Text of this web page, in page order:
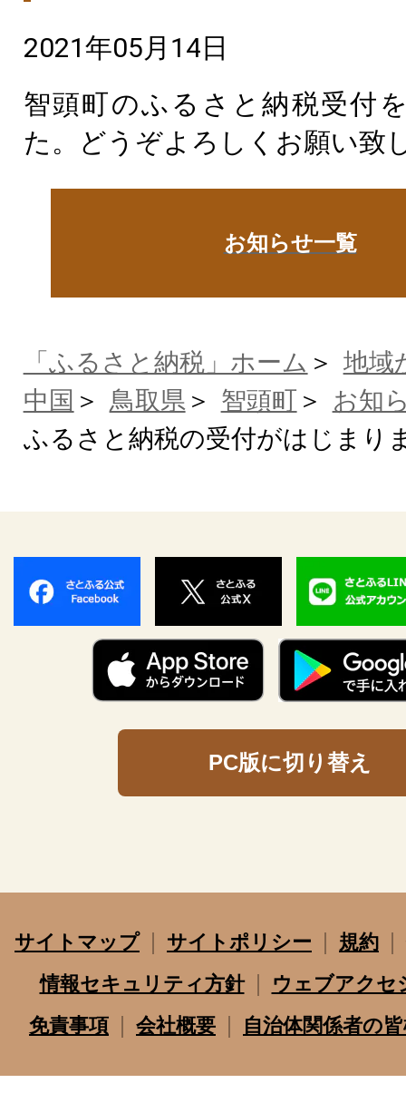
2021年05月14日
智頭町のふるさと納税受付
た。どうぞよろしくお願い致
お知らせ一覧
「ふるさと納税」ホーム
地域
中国
鳥取県 智頭町
お知
ふるさと納税の受付がはじまり
PC版に切り替え
サイトマップ サイトポリシー
規約
情報セキュリティ方針
ウェブアクセ
免責事項
会社概要 自治体関係者の